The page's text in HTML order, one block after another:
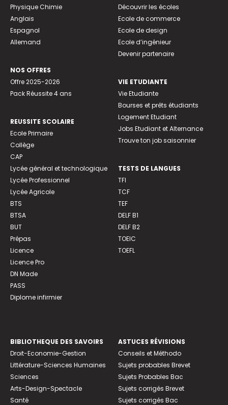
Physique Chimie
Anglais
Espagnol
Allemand
NOS OFFRES
Offre 2025-2026
Pack Réussite 4 ans
REUSSITE SCOLAIRE
Ecole Primaire
Collège
CAP
Lycée général et technologique
Lycée Professionnel
Lycée Agricole
BTS
BTSA
BUT
Prépas
Licence
Licence Pro
DN Made
PASS
Diplome infirmier
Découvrir les écoles
Ecole de commerce
Ecole de design
Ecole d’ingénieur
Devenir partenaire
VIE ETUDIANTE
Vie Etudiante
Bourses et prêts étudiants
Logement Etudiant
Jobs Etudiant et Alternance
Trouve ton job saisonnier
TESTS DE LANGUES
TFI
TCF
TEF
DELF B1
DELF B2
TOEIC
TOEFL
BIBLIOTHEQUE DES SAVOIRS
Droit-Economie-Gestion
Littérature-Sciences Humaines
Sciences
Arts-Design-Spectacle
Santé
ASTUCES RÉVISIONS
Conseils et Méthodo
Sujets probables Brevet
Sujets Probables Bac
Sujets corrigés Brevet
Sujets corrigés Bac